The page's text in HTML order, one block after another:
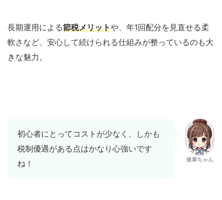
長期運用による節税メリットや、年1回配分を見直せる柔
軟さなど、安心して続けられる仕組みが整っているのも大
きな魅力。
初心者にとってコストが少なく、しかも
税制優遇がある点はかなり心強いです
ね！
後輩ちゃん